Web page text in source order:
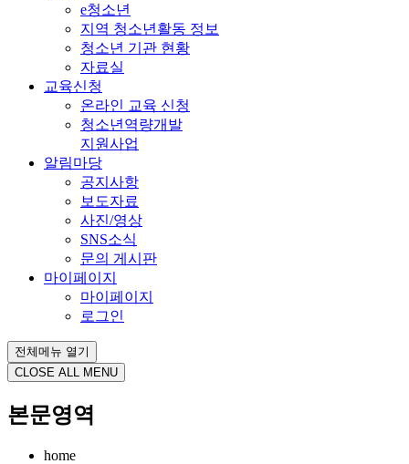
e청소년
지역 청소년활동 정보
청소년 기관 현황
자료실
교육신청
온라인 교육 신청
청소년역량개발
지원사업
알림마당
공지사항
보도자료
사진/영상
SNS소식
문의 게시판
마이페이지
마이페이지
로그인
전체메뉴 열기
CLOSE ALL MENU
본문영역
home